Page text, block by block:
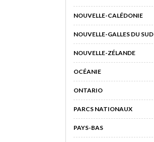
NOUVELLE-CALÉDONIE
NOUVELLE-GALLES DU SUD
NOUVELLE-ZÉLANDE
OCÉANIE
ONTARIO
PARCS NATIONAUX
PAYS-BAS